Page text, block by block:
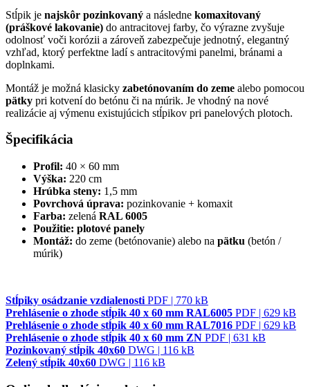
Stĺpik je najskôr pozinkovaný a následne komaxitovaný
(práškové lakovanie) do antracitovej farby, čo výrazne zvyšuje
odolnosť voči korózii a zároveň zabezpečuje jednotný, elegantný
vzhľad, ktorý perfektne ladí s antracitovými panelmi, bránami a
doplnkami.
Montáž je možná klasicky zabetónovaním do zeme alebo pomocou
pätky pri kotvení do betónu či na múrik. Je vhodný na nové
realizácie aj výmenu existujúcich stĺpikov pri panelových plotoch.
Špecifikácia
Profil: 40 × 60 mm
Výška: 220 cm
Hrúbka steny: 1,5 mm
Povrchová úprava: pozinkovanie + komaxit
Farba: zelená RAL 6005
Použitie: plotové panely
Montáž: do zeme (betónovanie) alebo na pätku (betón /
múrik)
Stĺpiky osádzanie vzdialenosti PDF | 770 kB
Prehlásenie o zhode stĺpik 40 x 60 mm RAL6005 PDF | 629 kB
Prehlásenie o zhode stĺpik 40 x 60 mm RAL7016 PDF | 629 kB
Prehlásenie o zhode stĺpik 40 x 60 mm ZN PDF | 631 kB
Pozinkovaný stĺpik 40x60 DWG | 116 kB
Zelený stĺpik 40x60 DWG | 116 kB